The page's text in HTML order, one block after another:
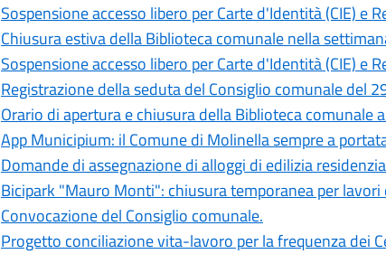
Sospensione accesso libero per Carte d'Identità (CIE) e
Chiusura estiva della Biblioteca comunale nella
Sospensione accesso libero per Carte d'Identità (CIE) e
Registrazione della seduta del Consiglio comunale del
Orario di apertura e chiusura della Biblioteca comunale
App Municipium: il Comune di Molinella sempre a
Domande di assegnazione di alloggi di edilizia
Bicipark "Mauro Monti": chiusura temporanea per
Convocazione del Consiglio comunale.
Progetto conciliazione vita-lavoro per la frequenza dei